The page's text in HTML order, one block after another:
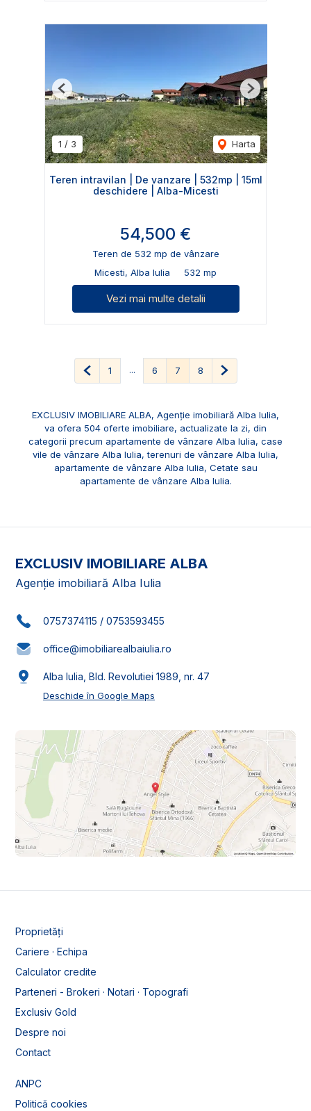
1 / 3 Harta
Previous Next
Teren intravilan | De vanzare | 532mp | 15ml
deschidere | Alba-Micesti
54,500 €
Teren de 532 mp de vânzare
Micesti, Alba Iulia
532 mp
Vezi mai multe detalii
Pagina anterioară
1 ... 6 7 8 Pagina următoare
EXCLUSIV IMOBILIARE ALBA, Agenție imobiliară Alba Iulia,
va ofera 504 oferte imobiliare, actualizate la zi, din
categorii precum apartamente de vânzare Alba Iulia, case
vile de vânzare Alba Iulia,terenuri de vânzare Alba Iulia,
apartamente de vânzare Alba Iulia, Cetate sau
apartamente de vânzare Alba Iulia.
EXCLUSIV IMOBILIARE ALBA
Agenție imobiliară Alba Iulia
0757374115 / 0753593455
office@imobiliarealbaiulia.ro
Alba Iulia, Bld. Revolutiei 1989, nr. 47
Deschide în Google Maps
Proprietăți
Cariere · Echipa
Calculator credite
Parteneri - Brokeri · Notari · Topografi
Exclusiv Gold
Despre noi
Contact
ANPC
Politică cookies